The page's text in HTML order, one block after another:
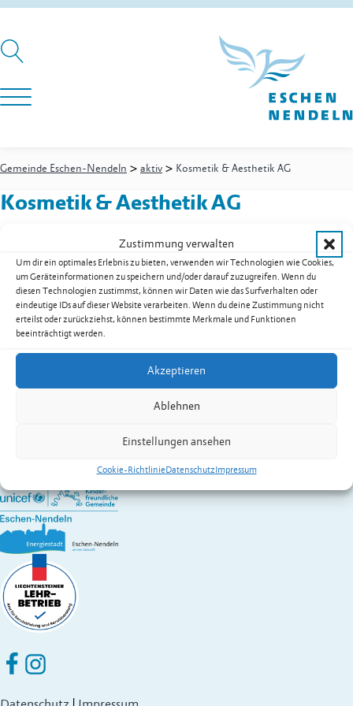
Zustimmung verwalten
Um dir ein optimales Erlebnis zu bieten, verwenden wir Technologien wie Cookies,
um Geräteinformationen zu speichern und/oder darauf zuzugreifen. Wenn du
diesen Technologien zustimmst, können wir Daten wie das Surfverhalten oder
eindeutige IDs auf dieser Website verarbeiten. Wenn du deine Zustimmung nicht
erteilst oder zurückziehst, können bestimmte Merkmale und Funktionen
beeinträchtigt werden.
Akzeptieren
Ablehnen
Einstellungen ansehen
Cookie-RichtlinieDatenschutzImpressum
Gemeinde Eschen-Nendeln > aktiv > Kosmetik & Aesthetik AG
Kosmetik & Aesthetik AG
Essanestrasse 27
9492Eschen
Mobil+41 78 626 11 20
E-Mailinfo@erikaoehri.li
Webwww.erikaoehri.li
Kontakt:OehriErika
Fürstentum Liechtenstein
Eschen Nendeln auf Facebook
Eschen Nendeln auf Instagram